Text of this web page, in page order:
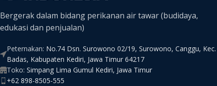
Bergerak dalam bidang perikanan air tawar (budidaya,
edukasi dan penjualan)
Peternakan: No.74 Dsn. Surowono 02/19, Surowono, Canggu, Kec.
Badas, Kabupaten Kediri, Jawa Timur 64217
Toko: Simpang Lima Gumul Kediri, Jawa Timur
+62 898-8505-555